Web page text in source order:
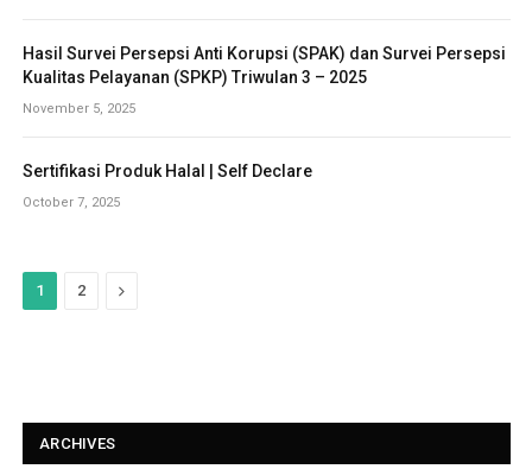
Hasil Survei Persepsi Anti Korupsi (SPAK) dan Survei Persepsi
Kualitas Pelayanan (SPKP) Triwulan 3 – 2025
November 5, 2025
Sertifikasi Produk Halal | Self Declare
October 7, 2025
1 2
N
ARCHIVES